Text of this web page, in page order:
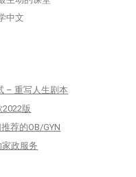
中文
– 重写人生剧本
版
荐的OB/GYN
政服务